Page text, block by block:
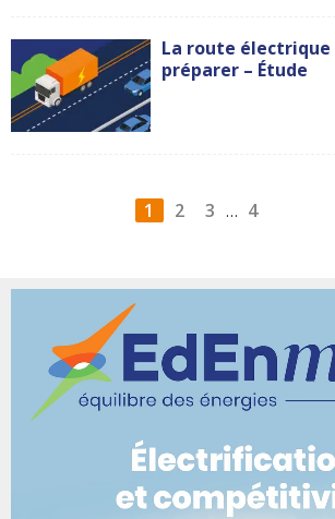
La route électrique
préparer – Étude
1 2 3 … 4